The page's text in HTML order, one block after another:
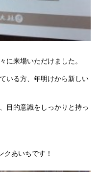
に来場いただけました。
いる方、年明けから新しい
目的意識をしっかりと持っ
クあいちです！